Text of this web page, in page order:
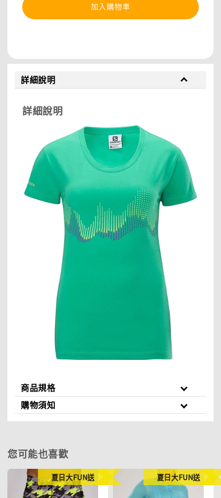
加入購物車
詳細說明
詳細說明
商品規格
購物須知
您可能也喜歡
夏日大FUN送 夏日大FUN送